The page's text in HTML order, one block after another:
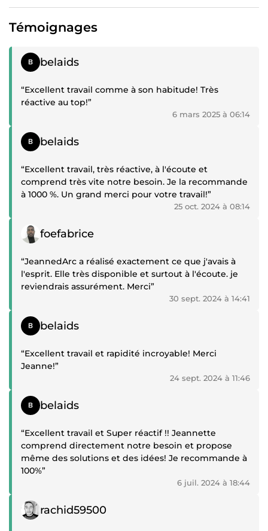
Témoignages
Témoignage positif
belaids
“Excellent travail comme à son habitude! Très
réactive au top!”
6 mars 2025 à 06:14
Témoignage positif
belaids
“Excellent travail, très réactive, à l'écoute et
comprend très vite notre besoin. Je la recommande
à 1000 %. Un grand merci pour votre travail!”
25 oct. 2024 à 08:14
Témoignage positif
foefabrice
“JeannedArc a réalisé exactement ce que j'avais à
l'esprit. Elle très disponible et surtout à l'écoute. je
reviendrais assurément. Merci”
30 sept. 2024 à 14:41
Témoignage positif
belaids
“Excellent travail et rapidité incroyable! Merci
Jeanne!”
24 sept. 2024 à 11:46
Témoignage positif
belaids
“Excellent travail et Super réactif !! Jeannette
comprend directement notre besoin et propose
même des solutions et des idées! Je recommande à
100%”
6 juil. 2024 à 18:44
Témoignage positif
rachid59500